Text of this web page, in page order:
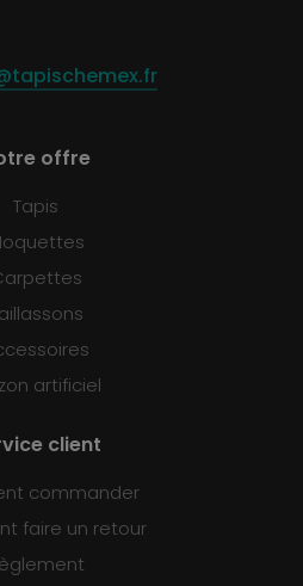
offre
Tapis
artificiel
client
commander
faire un retour